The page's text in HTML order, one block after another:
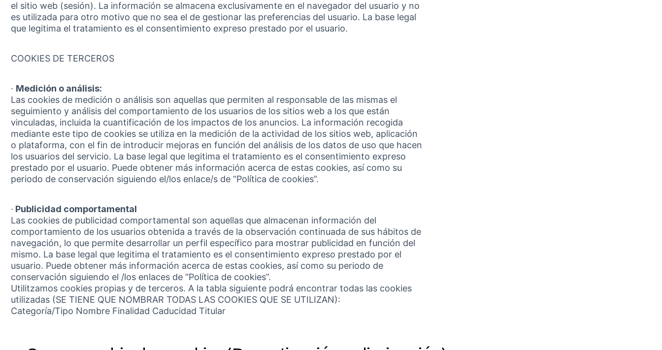
el sitio web (sesión). La información se almacena exclusivamente en el navegador del usuario y no
es utilizada para otro motivo que no sea el de gestionar las preferencias del usuario. La base legal
que legitima el tratamiento es el consentimiento expreso prestado por el usuario.
COOKIES DE TERCEROS
· Medición o análisis:
Las cookies de medición o análisis son aquellas que permiten al responsable de las mismas el
seguimiento y análisis del comportamiento de los usuarios de los sitios web a los que están
vinculadas, incluida la cuantificación de los impactos de los anuncios. La información recogida
mediante este tipo de cookies se utiliza en la medición de la actividad de los sitios web, aplicación
o plataforma, con el fin de introducir mejoras en función del análisis de los datos de uso que hacen
los usuarios del servicio. La base legal que legitima el tratamiento es el consentimiento expreso
prestado por el usuario. Puede obtener más información acerca de estas cookies, así como su
periodo de conservación siguiendo el/los enlace/s de “Política de cookies”.
· Publicidad comportamental
Las cookies de publicidad comportamental son aquellas que almacenan información del
comportamiento de los usuarios obtenida a través de la observación continuada de sus hábitos de
navegación, lo que permite desarrollar un perfil específico para mostrar publicidad en función del
mismo. La base legal que legitima el tratamiento es el consentimiento expreso prestado por el
usuario. Puede obtener más información acerca de estas cookies, así como su periodo de
conservación siguiendo el /los enlaces de “Política de cookies”.
Utilitzamos cookies propias y de terceros. A la tabla siguiente podrá encontrar todas las cookies
utilizadas (SE TIENE QUE NOMBRAR TODAS LAS COOKIES QUE SE UTILIZAN):
Categoría/Tipo Nombre Finalidad Caducidad Titular